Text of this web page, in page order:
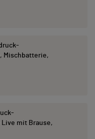
Mischbatterie,
mit Brause,